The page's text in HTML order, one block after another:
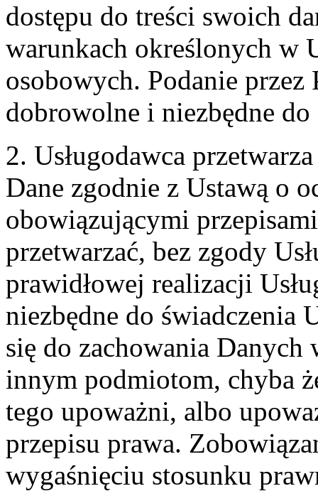
dostępu do treści swoich
warunkach określonych w
osobowych. Podanie przez
dobrowolne i niezbędne
2. Usługodawca
Dane zgodnie z Ustawą o
obowiązującymi
przetwarzać, bez zgody
prawidłowej realizacji
niezbędne do świadczenia
się do zachowania
innym podmiotom, chyba
tego upoważni, albo
przepisu prawa.
wygaśnięciu stosunku